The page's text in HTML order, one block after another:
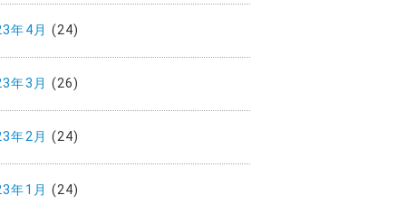
年4月 (24)
年3月 (26)
年2月 (24)
年1月 (24)